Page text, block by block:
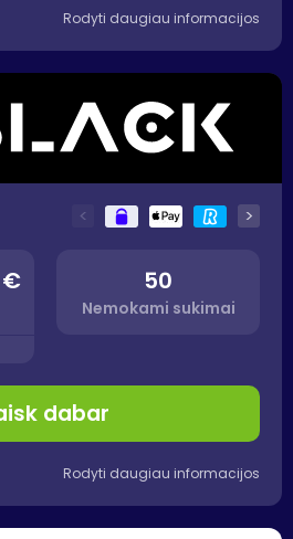
Rodyti daugiau informacijos
< >
€ 50
Nemokami sukimai
dabar
Rodyti daugiau informacijos